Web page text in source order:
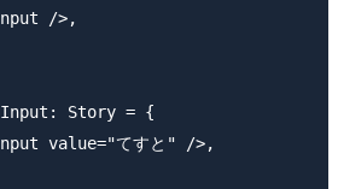
/>,
Story = {
value="てすと" />,